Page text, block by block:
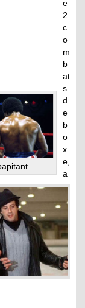
e
2
c
o
m
b
at
s
d
e
b
o
x
e,
a